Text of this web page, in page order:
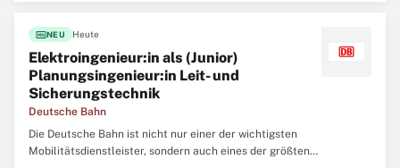
fiber_newNEU Heute
Elektroingenieur:in als (Junior)
Planungsingenieur:in Leit- und
Sicherungstechnik
Deutsche Bahn
Die Deutsche Bahn ist nicht nur einer der wichtigsten
Mobilitätsdienstleister, sondern auch eines der größten